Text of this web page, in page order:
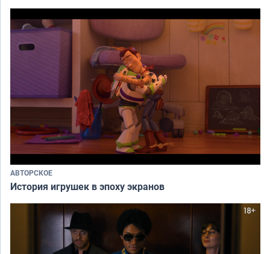
АВТОРСКОЕ
История игрушек в эпоху экранов